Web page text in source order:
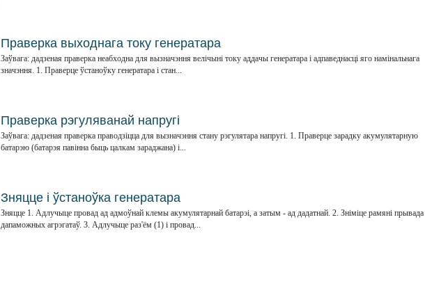
Праверка выходнага току генератара
Заўвага: дадзеная праверка неабходна для вызначэння велічыні току аддачы генератара і адпаведнасці яго намінальнага
значэння. 1. Праверце ўстаноўку генератара і стан...
Праверка рэгуляванай напругі
Заўвага: дадзеная праверка праводзіцца для вызначэння стану рэгулятара напругі. 1. Праверце зарадку акумулятарную
батарэю (батарэя павінна быць цалкам зараджана) і...
Зняцце і ўстаноўка генератара
Зняцце 1. Адлучыце провад ад адмоўнай клемы акумулятарнай батарэі, а затым - ад дадатнай. 2. Зніміце рамяні прывада
дапаможных агрэгатаў. 3. Адлучыце раз'ём (1) і провад...